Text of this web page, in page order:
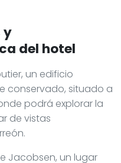
y
del hotel
un edificio
conservado, situado a
podrá explorar la
de vistas
Jacobsen, un lugar